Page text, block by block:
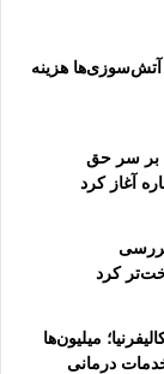
آتش‌سوزی‌ها هزینه
بر سر حق
آغاز کرد
بررسی
کرد
میلیون‌ها
درمانی